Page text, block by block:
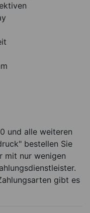
und alle weiteren
bestellen Sie
mit nur wenigen
gibt es